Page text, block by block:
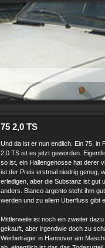
75 2,0 TS
Und da ist er nun endlich. Ein 75, in
2,0 TS ist es jetzt geworden.
so ist, ein Hallengenosse hat derer
ist der Preis erstmal niedrig genug,
erledigen, aber die Substanz ist gut
anders. Bianco argento steht ihm
werden und zu allem Überfluss gibt
Mittlerweile ist noch ein zweiter
gekauft, aber irgendwie doch zu
Werbeträger in Hannover am